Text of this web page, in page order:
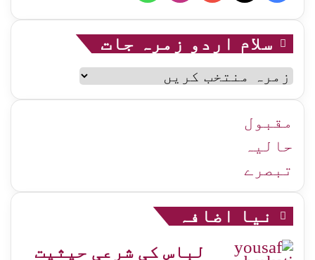
سلام اردو زمرہ جات
سلام
اردو
زمرہ
جات
مقبول
حالیہ
تبصرے
نیا اضافہ
لباس کی شرعی حیثیت